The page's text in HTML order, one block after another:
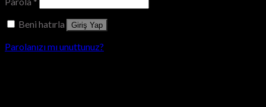
Beni hatırla
Giriş Yap
Parolanızı mı unuttunuz?